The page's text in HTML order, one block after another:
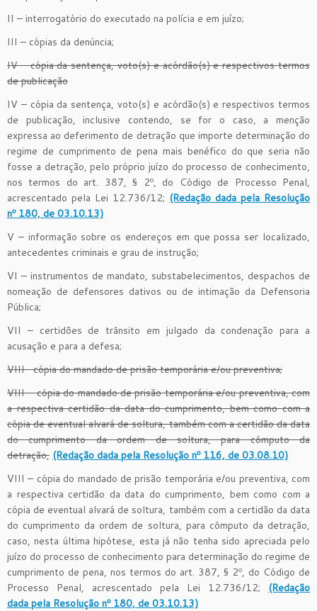
II – interrogatório do executado na polícia e em juízo;
III – cópias da denúncia;
IV – cópia da sentença, voto(s) e acórdão(s) e respectivos termos
de publicação
IV – cópia da sentença, voto(s) e acórdão(s) e respectivos termos
de publicação, inclusive contendo, se for o caso, a menção
expressa ao deferimento de detração que importe determinação do
regime de cumprimento de pena mais benéfico do que seria não
fosse a detração, pelo próprio juízo do processo de conhecimento,
nos termos do art. 387, § 2º, do Código de Processo Penal,
acrescentado pela Lei 12.736/12; (Redação dada pela Resolução
nº 180, de 03.10.13)
V – informação sobre os endereços em que possa ser localizado,
antecedentes criminais e grau de instrução;
VI – instrumentos de mandato, substabelecimentos, despachos de
nomeação de defensores dativos ou de intimação da Defensoria
Pública;
VII – certidões de trânsito em julgado da condenação para a
acusação e para a defesa;
VIII- cópia do mandado de prisão temporária e/ou preventiva;
VIII – cópia do mandado de prisão temporária e/ou preventiva, com
a respectiva certidão da data do cumprimento, bem como com a
cópia de eventual alvará de soltura, também com a certidão da data
do cumprimento da ordem de soltura, para cômputo da
detração, (Redação dada pela Resolução nº 116, de 03.08.10)
VIII – cópia do mandado de prisão temporária e/ou preventiva, com
a respectiva certidão da data do cumprimento, bem como com a
cópia de eventual alvará de soltura, também com a certidão da data
do cumprimento da ordem de soltura, para cômputo da detração,
caso, nesta última hipótese, esta já não tenha sido apreciada pelo
juízo do processo de conhecimento para determinação do regime de
cumprimento de pena, nos termos do art. 387, § 2º, do Código de
Processo Penal, acrescentado pela Lei 12.736/12; (Redação
dada pela Resolução nº 180, de 03.10.13)